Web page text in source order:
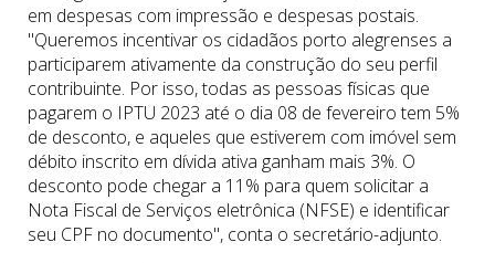
em despesas com impressão e despesas postais.
"Queremos incentivar os cidadãos porto alegrenses a
participarem ativamente da construção do seu perfil
contribuinte. Por isso, todas as pessoas físicas que
pagarem o IPTU 2023 até o dia 08 de fevereiro tem 5%
de desconto, e aqueles que estiverem com imóvel sem
débito inscrito em dívida ativa ganham mais 3%. O
desconto pode chegar a 11% para quem solicitar a
Nota Fiscal de Serviços eletrônica (NFSE) e identificar
seu CPF no documento", conta o secretário-adjunto.